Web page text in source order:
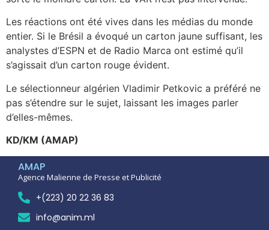
Les réactions ont été vives dans les médias du monde
entier. Si le Brésil a évoqué un carton jaune suffisant, les
analystes d’ESPN et de Radio Marca ont estimé qu’il
s’agissait d’un carton rouge évident.
Le sélectionneur algérien Vladimir Petkovic a préféré ne
pas s’étendre sur le sujet, laissant les images parler
d’elles-mêmes.
KD/KM (AMAP)
AMAP
Agence Malienne de Presse et Publicité
+(223) 20 22 36 83
info@anim.ml